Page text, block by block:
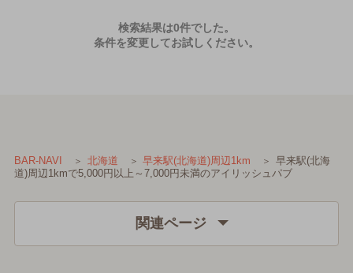
検索結果は0件でした。
条件を変更してお試しください。
BAR-NAVI 北海道 早来駅(北海道)周辺1km
早来駅(北海
道)周辺1kmで5,000円以上～7,000円未満のアイリッシュパブ
関連ページ